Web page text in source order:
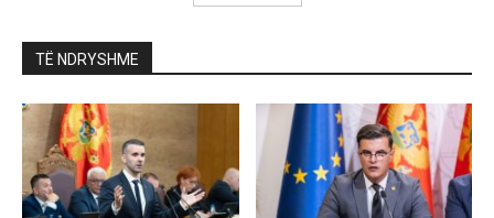
TË NDRYSHME